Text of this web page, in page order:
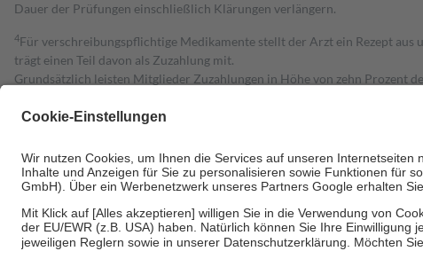
Dauer der Prüfungen einschließlich Klärungen verlängern.
4Für verschreibungspflichtige Medikamente stellt der Arzt ein Rezept
trägt einen Teil davon als Zuzahlung mit.
Grundsätzlich leisten Mitglieder Zuzahlungen in Höhe von zehn Prozent
Diese Regeln gelten grundsätzlich auch für Online-Apotheken.
Um das Engagement der Versicherten für ihre eigene Gesundheit zu
• Kindern und Jugendlichen bis zum vollendeten 18. Lebensjahr mit
• Untersuchungen zur Vorsorge und Früherkennung, die von der GKV
• empfohlenen Schutzimpfungen
• Harn- und Blutteststreifen